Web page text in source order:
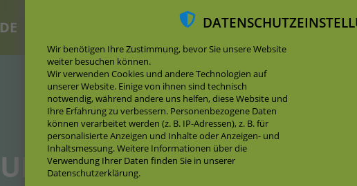
DE
UNSERE ERBSENSORTEN
Wir benötigen Ihre Zustimmung, bevor Sie unsere Website
weiter besuchen können.
Wir verwenden Cookies und andere Technologien auf
unserer Website. Einige von ihnen sind technisch
notwendig, während andere uns helfen, diese Website und
Ihre Erfahrung zu verbessern. Personenbezogene Daten
können verarbeitet werden (z. B. IP-Adressen), z. B. für
personalisierte Anzeigen und Inhalte oder Anzeigen- und
Inhaltsmessung. Weitere Informationen über die
Verwendung Ihrer Daten finden Sie in unserer
Datenschutzerklärung.